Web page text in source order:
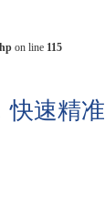
on line 115
快速精准